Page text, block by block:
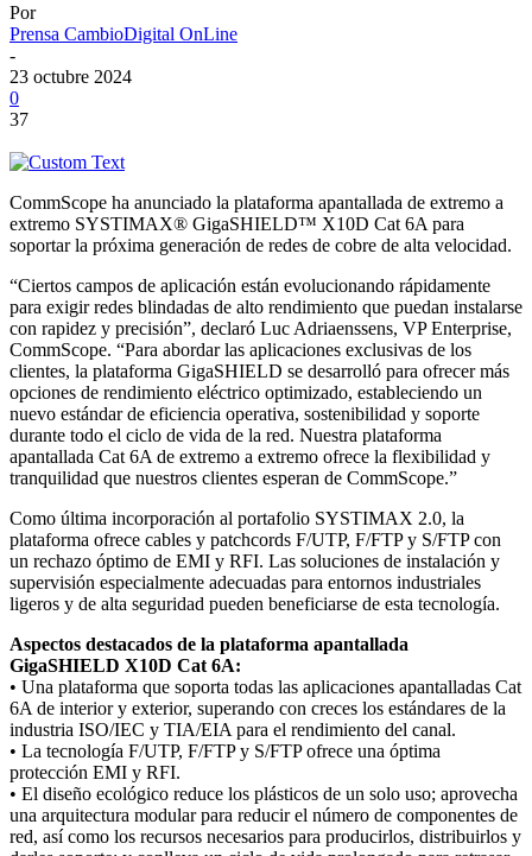
Por
Prensa CambioDigital OnLine
-
23 octubre 2024
0
37
CommScope ha anunciado la plataforma apantallada de extremo a
extremo SYSTIMAX® GigaSHIELD™ X10D Cat 6A para
soportar la próxima generación de redes de cobre de alta velocidad.
“Ciertos campos de aplicación están evolucionando rápidamente
para exigir redes blindadas de alto rendimiento que puedan instalarse
con rapidez y precisión”, declaró Luc Adriaenssens, VP Enterprise,
CommScope. “Para abordar las aplicaciones exclusivas de los
clientes, la plataforma GigaSHIELD se desarrolló para ofrecer más
opciones de rendimiento eléctrico optimizado, estableciendo un
nuevo estándar de eficiencia operativa, sostenibilidad y soporte
durante todo el ciclo de vida de la red. Nuestra plataforma
apantallada Cat 6A de extremo a extremo ofrece la flexibilidad y
tranquilidad que nuestros clientes esperan de CommScope.”
Como última incorporación al portafolio SYSTIMAX 2.0, la
plataforma ofrece cables y patchcords F/UTP, F/FTP y S/FTP con
un rechazo óptimo de EMI y RFI. Las soluciones de instalación y
supervisión especialmente adecuadas para entornos industriales
ligeros y de alta seguridad pueden beneficiarse de esta tecnología.
Aspectos destacados de la plataforma apantallada
GigaSHIELD X10D Cat 6A:
• Una plataforma que soporta todas las aplicaciones apantalladas Cat
6A de interior y exterior, superando con creces los estándares de la
industria ISO/IEC y TIA/EIA para el rendimiento del canal.
• La tecnología F/UTP, F/FTP y S/FTP ofrece una óptima
protección EMI y RFI.
• El diseño ecológico reduce los plásticos de un solo uso; aprovecha
una arquitectura modular para reducir el número de componentes de
red, así como los recursos necesarios para producirlos, distribuirlos y